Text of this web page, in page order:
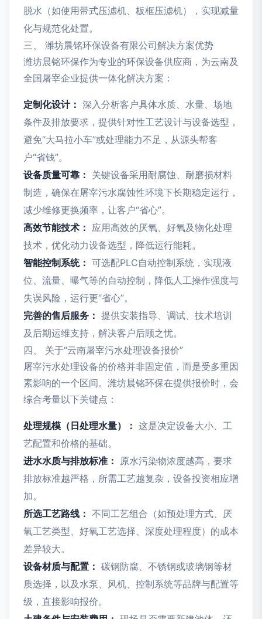
脱水（如使用带式压滤机、板框压滤机），实现减量
化与规范化处置。
三、 潍坊晨铭环保设备有限公司解决方案优势
潍坊晨铭环保作为专业的环保设备供应商，为云南及
全国屠宰企业提供一体化解决方案：
定制化设计： 深入分析客户具体水质、水量、场地
条件及排放要求，提供针对性工艺设计与设备选型，
避免“大马拉小车”或处理能力不足，从源头帮客
户“省钱”。
设备质量可靠： 关键设备采用耐腐蚀、耐磨损材料
制造，确保在屠宰污水腐蚀性环境下长期稳定运行，
减少维修更换频率，让客户“省心”。
高效节能技术： 应用高效的厌氧、好氧及物化处理
技术，优化动力设备选型，降低运行能耗。
智能控制系统： 可选配PLC自动控制系统，实现液
位、流量、曝气等的自动控制，降低人工操作强度与
失误风险，运行更“省心”。
完善的售后服务： 提供安装指导、调试、技术培训
及后期运维支持，解决客户后顾之忧。
四、 关于“云南屠宰污水处理设备报价”
屠宰污水处理设备的价格并非固定值，而是受多重因
素影响的一个区间。潍坊晨铭环保在提供报价时，会
综合考量以下关键点：
处理规模（日处理水量）： 这是决定设备大小、工
艺配置和价格的基础。
进水水质与排放标准： 原水污染物浓度越高，要求
排放标准越严格，所需工艺越复杂，设备投资相应增
加。
所选工艺路线： 不同工艺组合（如预处理方式、厌
氧工艺类型、好氧工艺选择、深度处理程度）的成本
差异较大。
设备材质与配置： 碳钢防腐、不锈钢或玻璃钢等材
质选择，以及水泵、风机、控制系统等品牌与配置等
级，直接影响报价。